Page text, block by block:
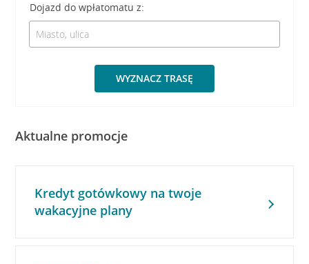
Dojazd do wpłatomatu z:
WYZNACZ TRASĘ
Aktualne promocje
Kredyt gotówkowy na twoje
wakacyjne plany